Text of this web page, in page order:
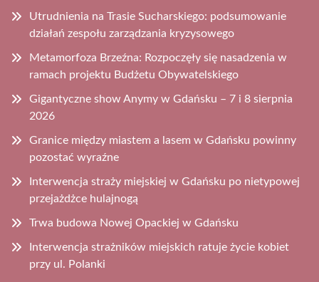
Utrudnienia na Trasie Sucharskiego: podsumowanie
działań zespołu zarządzania kryzysowego
Metamorfoza Brzeźna: Rozpoczęły się nasadzenia w
ramach projektu Budżetu Obywatelskiego
Gigantyczne show Anymy w Gdańsku – 7 i 8 sierpnia
2026
Granice między miastem a lasem w Gdańsku powinny
pozostać wyraźne
Interwencja straży miejskiej w Gdańsku po nietypowej
przejażdżce hulajnogą
Trwa budowa Nowej Opackiej w Gdańsku
Interwencja strażników miejskich ratuje życie kobiet
przy ul. Polanki